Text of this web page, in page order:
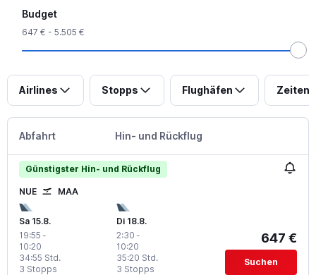
Budget
647 € - 5.505 €
Airlines Stopps Flughäfen Zeiten
Abfahrt Hin- und Rückflug
Günstigster Hin- und Rückflug
NUE MAA
Sa 15.8.
19:55 -
10:20
3 Stopps
34:55 Std.
Di 18.8.
2:30 -
10:20
3 Stopps
35:20 Std.
647 €
Suchen